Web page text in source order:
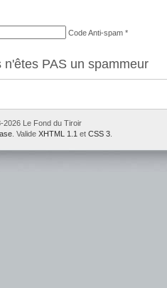
Code Anti-spam *
PAS un spammeur
Le Fond du Tiroir
. Valide XHTML 1.1 et CSS 3